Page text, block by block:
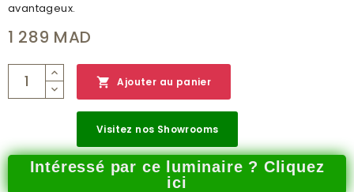
CATALOGUE
NUMÉRO PAGE
avantageux.
1 289 MAD
 Ajouter au panier
Visitez nos Showrooms
Intéressé par ce luminaire ? Cliquez
ici